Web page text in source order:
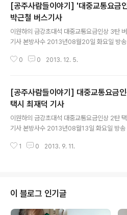
[공주사람들이야기] '대중교통요금
박근철 버스기사
이원하의 금강초대석 대중교통요금인상 3탄
기사 본방사수 2013년08월20일 화요일 방
com/station/?StationId=187925
0 0 2013. 12. 5.
[공주사람들이야기] 대중교통요금
택시 최재덕 기사
이원하의 금강초대석 대중교통요금인상 2탄
기사 본방사수 2013년08월13일 화요일 방
com/station/?StationId=187925
1 0 2013. 9. 11.
이 블로그 인기글